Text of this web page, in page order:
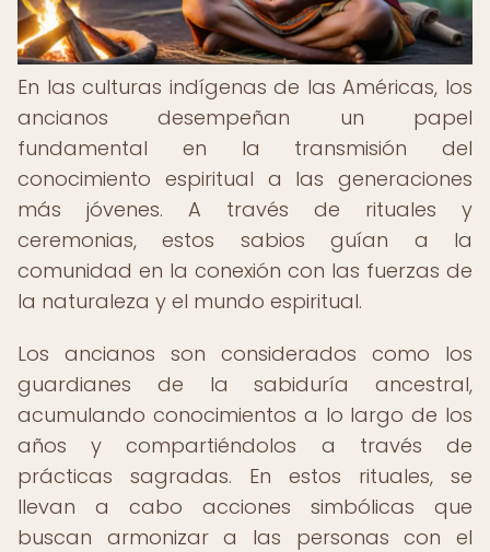
En las culturas indígenas de las Américas, los
ancianos desempeñan un papel
fundamental en la transmisión del
conocimiento espiritual a las generaciones
más jóvenes. A través de rituales y
ceremonias, estos sabios guían a la
comunidad en la conexión con las fuerzas de
la naturaleza y el mundo espiritual.
Los ancianos son considerados como los
guardianes de la sabiduría ancestral,
acumulando conocimientos a lo largo de los
años y compartiéndolos a través de
prácticas sagradas. En estos rituales, se
llevan a cabo acciones simbólicas que
buscan armonizar a las personas con el